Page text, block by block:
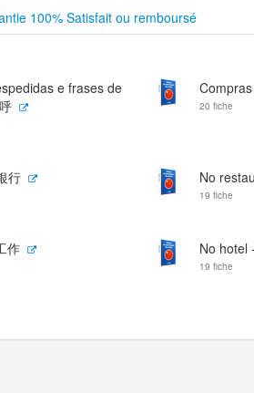
100% Satisfait ou remboursé
e frases de
20 fiche
行 No
19 fiche
作 No hotel
19 fiche